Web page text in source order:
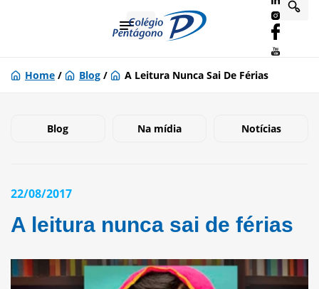
Home / Blog / A Leitura Nunca Sai De Férias
Blog Na mídia Notícias
22/08/2017
A leitura nunca sai de férias